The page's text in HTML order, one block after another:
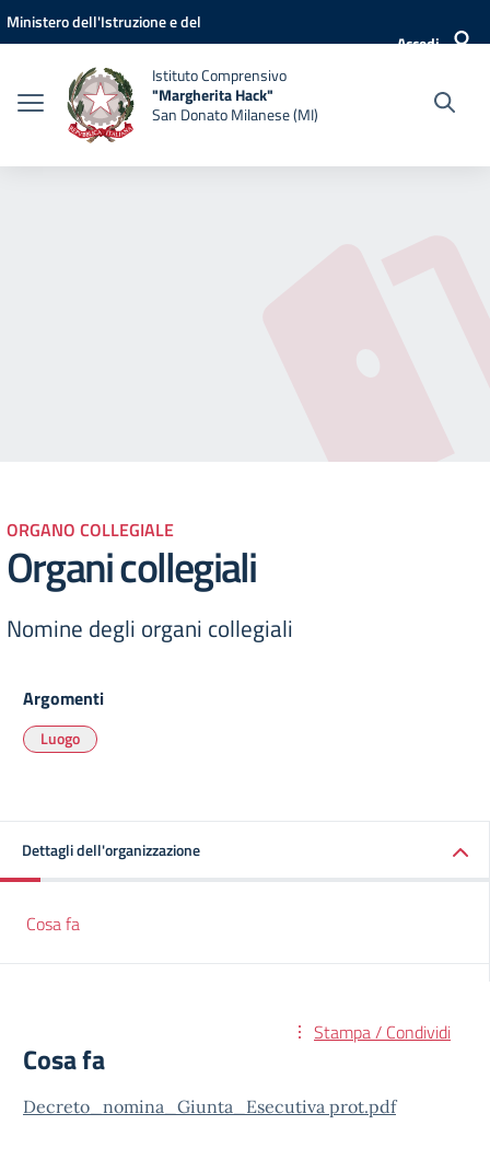
Vai ai contenuti
Vai al menu di navigazione
Vai al footer
Ministero dell'Istruzione e del
Accedi
Istituto Comprensivo
"Margherita Hack"
San Donato Milanese (MI)
ORGANO COLLEGIALE
Organi collegiali
Nomine degli organi collegiali
Argomenti
Luogo
Dettagli dell'organizzazione
Cosa fa
Stampa / Condividi
Cosa fa
Decreto_nomina_Giunta_Esecutiva prot.pdf